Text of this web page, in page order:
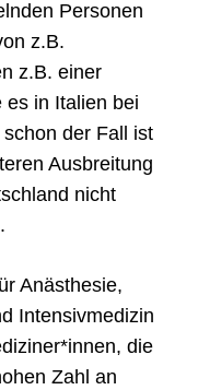
Personen
z.B.
z.B. einer
es in Italien bei
der Fall ist
Ausbreitung
nicht
Anästhesie,
Intensivmedizin
die
Zahl an